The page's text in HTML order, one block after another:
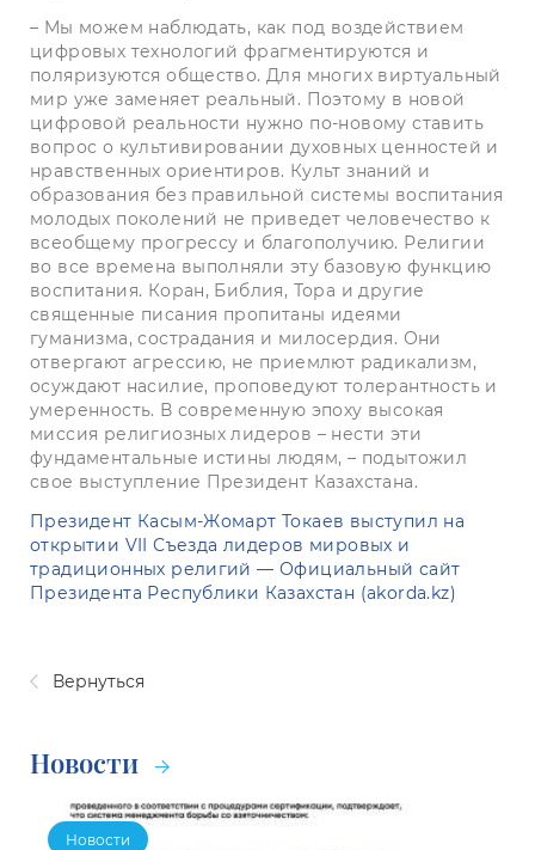
– Мы можем наблюдать, как под воздействием
цифровых технологий фрагментируются и
поляризуются общество. Для многих виртуальный
мир уже заменяет реальный. Поэтому в новой
цифровой реальности нужно по-новому ставить
вопрос о культивировании духовных ценностей и
нравственных ориентиров. Культ знаний и
образования без правильной системы воспитания
молодых поколений не приведет человечество к
всеобщему прогрессу и благополучию. Религии
во все времена выполняли эту базовую функцию
воспитания. Коран, Библия, Тора и другие
священные писания пропитаны идеями
гуманизма, сострадания и милосердия. Они
отвергают агрессию, не приемлют радикализм,
осуждают насилие, проповедуют толерантность и
умеренность. В современную эпоху высокая
миссия религиозных лидеров – нести эти
фундаментальные истины людям, – подытожил
свое выступление Президент Казахстана.
Президент Касым-Жомарт Токаев выступил на
открытии VII Съезда лидеров мировых и
традиционных религий — Официальный сайт
Президента Республики Казахстан (akorda.kz)
Вернуться
Новости
Новости